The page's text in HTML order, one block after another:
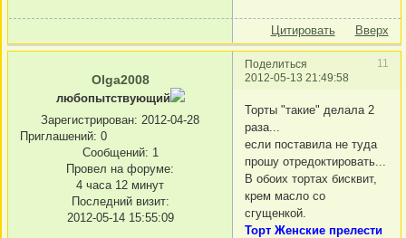
Цитировать Вверх
Поделиться
11
2012-05-13 21:49:58
Olga2008
любопытствующий
Зарегистрирован: 2012-04-28
Приглашений: 0
Сообщений: 1
Провел на форуме:
4 часа 12 минут
Последний визит:
2012-05-14 15:55:09
Торты "такие" делала 2
раза...
если поставила не туда
прошу отредоктировать...
В обоих тортах бисквит,
крем масло со
сгущенкой.
Торт Женские прелести